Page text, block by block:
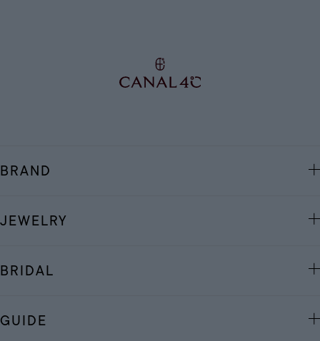
BRAND
JEWELRY
BRIDAL
GUIDE